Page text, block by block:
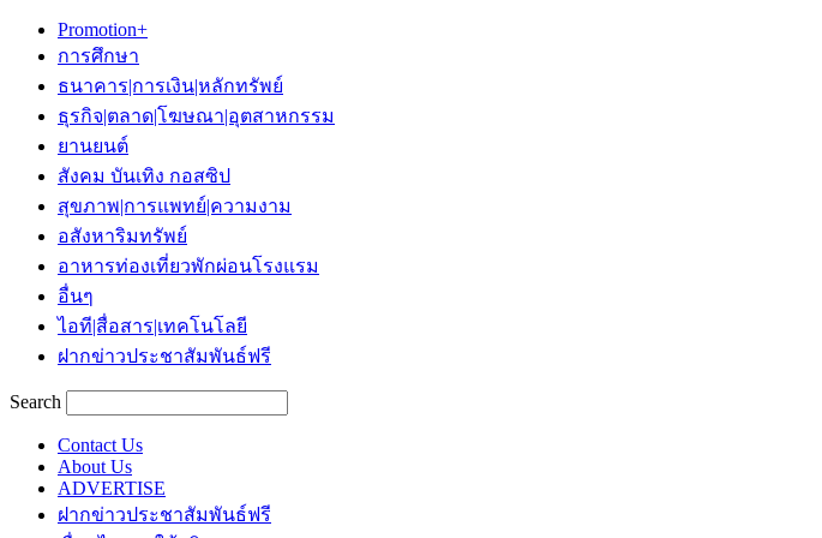
Promotion+
การศึกษา
ธนาคาร|การเงิน|หลักทรัพย์
ธุรกิจ|ตลาด|โฆษณา|อุตสาหกรรม
ยานยนต์
สังคม บันเทิง กอสซิป
สุขภาพ|การแพทย์|ความงาม
อสังหาริมทรัพย์
อาหารท่องเที่ยวพักผ่อนโรงแรม
อื่นๆ
ไอที|สื่อสาร|เทคโนโลยี
ฝากข่าวประชาสัมพันธ์ฟรี
Search
Contact Us
About Us
ADVERTISE
ฝากข่าวประชาสัมพันธ์ฟรี